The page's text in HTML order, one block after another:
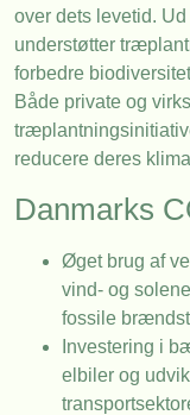
over dets levetid.
understøtter
forbedre
Både private og
reducere deres
Danmarks
Øget brug af
vind- og
fossile
Investering i
elbiler og